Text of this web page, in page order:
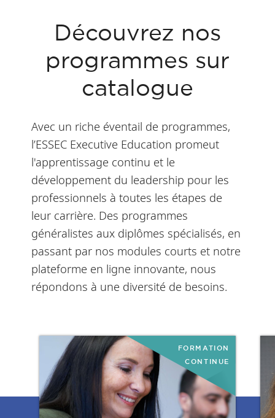
Découvrez nos
programmes sur
catalogue
Avec un riche éventail de programmes,
l’ESSEC Executive Education promeut
l'apprentissage continu et le
développement du leadership pour les
professionnels à toutes les étapes de
leur carrière. Des programmes
généralistes aux diplômes spécialisés, en
passant par nos modules courts et notre
plateforme en ligne innovante, nous
répondons à une diversité de besoins.
FORMATION
CONTINUE